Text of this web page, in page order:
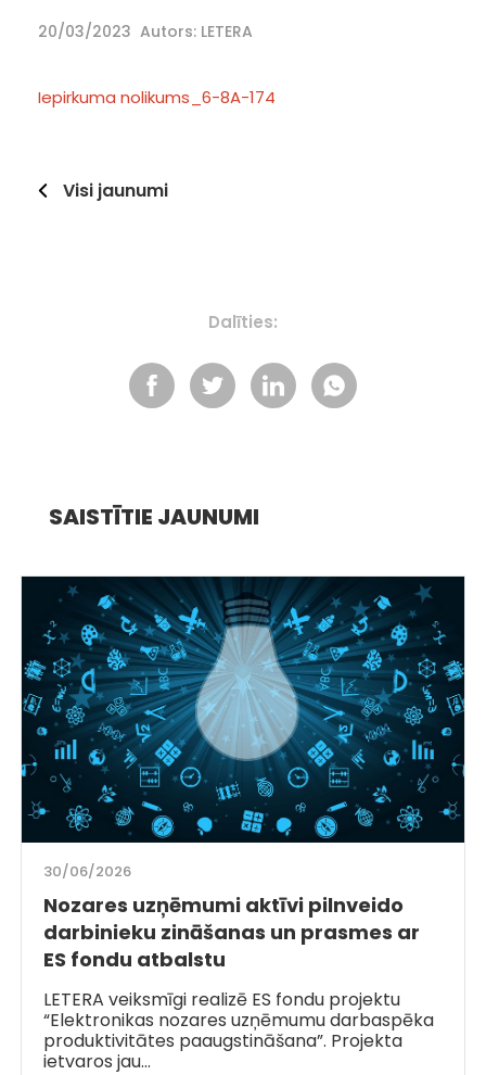
20/03/2023 Autors: LETERA
Iepirkuma nolikums_6-8A-174
Visi jaunumi
Dalīties:
SAISTĪTIE JAUNUMI
30/06/2026
Nozares uzņēmumi aktīvi pilnveido
darbinieku zināšanas un prasmes ar
ES fondu atbalstu
LETERA veiksmīgi realizē ES fondu projektu
“Elektronikas nozares uzņēmumu darbaspēka
produktivitātes paaugstināšana”. Projekta
ietvaros jau…